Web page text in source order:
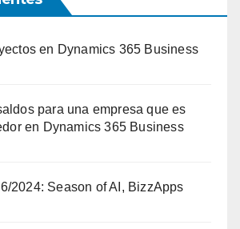
en Dynamics 365 Business
para una empresa que es
en Dynamics 365 Business
2024: Season of AI, BizzApps